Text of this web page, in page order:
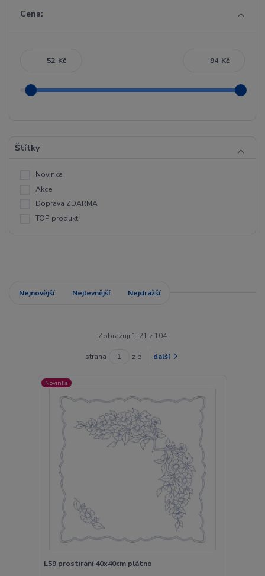
Cena:
Kč Kč
Štítky
Novinka
Akce
Doprava ZDARMA
TOP produkt
Nejnovější Nejlevnější Nejdražší
Zobrazuji 1-21 z 104
strana z 5 další
Novinka
L59 prostírání 40x40cm plátno